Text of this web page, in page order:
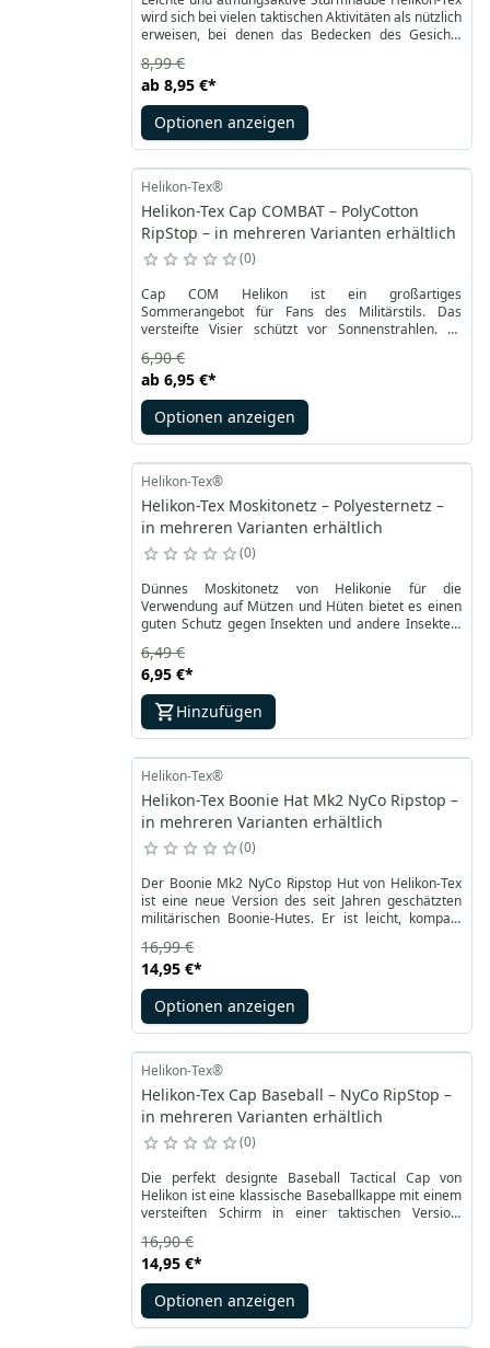
wird sich bei vielen taktischen Aktivitäten als nützlich
erweisen, bei denen das Bedecken des Gesichts
Produkts in Kombination mit dem elastischen
Baumwollgewebe mit 4% Lycra®-Beimischung
ermöglicht eine perfekte Passform unter allen
Bedingungen.
ab 8,95 €*
8,99 €
Optionen anzeigen
Helikon-Tex®
Helikon-Tex Cap COMBAT – PolyCotton
RipStop – in mehreren Varianten erhältlich
0
Cap COM Helikon ist ein großartiges
Sommerangebot für Fans des Militärstils. Das
versteifte Visier schützt vor Sonnenstrahlen. Es
Anlehnung an den klassischen Schnitt der BDU-
Uniformelemente. Die leichte Combat-Cap mit Visier
ist aus RipStop-Polycotton-Material gefertigt,
wodurch sie Leichtigkeit, Strapazierfähigkeit und
optimale Atmungsaktivität verdankt.
ab 6,95 €*
6,90 €
Optionen anzeigen
Helikon-Tex®
Helikon-Tex Moskitonetz – Polyesternetz –
in mehreren Varianten erhältlich
0
Dünnes Moskitonetz von Helikonie für die
Verwendung auf Mützen und Hüten bietet es einen
guten Schutz gegen Insekten und andere Insekten.
außergewöhnlichen Leichtigkeit den Feldbetrieb
nicht und verhindert gleichzeitig das Risiko von
Bissen im Gesicht und am Hals.
6,95 €*
6,49 €
Hinzufügen
Helikon-Tex®
Helikon-Tex Boonie Hat Mk2 NyCo Ripstop –
in mehreren Varianten erhältlich
0
Der Boonie Mk2 NyCo Ripstop Hut von Helikon-Tex
ist eine neue Version des seit Jahren geschätzten
militärischen Boonie-Hutes. Er ist leicht, kompakt
reduzierten Materialschichten und des verbesserten
Designs bietet der Hut hervorragende Funktionalität.
14,95 €*
16,99 €
Optionen anzeigen
Helikon-Tex®
Helikon-Tex Cap Baseball – NyCo RipStop –
in mehreren Varianten erhältlich
0
Die perfekt designte Baseball Tactical Cap von
Helikon ist eine klassische Baseballkappe mit einem
versteiften Schirm in einer taktischen Version.
einem Klettverschluss. Eine Farbe zur Auswahl aus
den modernen Farben der Kryptek- und Pencott-
Tarnungen.
14,95 €*
16,90 €
Optionen anzeigen